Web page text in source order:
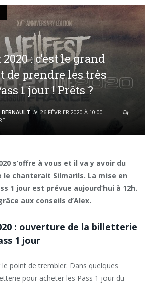
: c’est le grand
de prendre les très
1 jour ! Prêts ?
le 26 FÉVRIER 2020 À 10:00
s’offre à vous et il va y avoir du
le chanterait Silmarils. La mise en
1 jour est prévue aujourd’hui à 12h.
aux conseils d’Alex.
: ouverture de la billetterie
1 jour
le point de trembler. Dans quelques
pour acheter les Pass 1 jour du